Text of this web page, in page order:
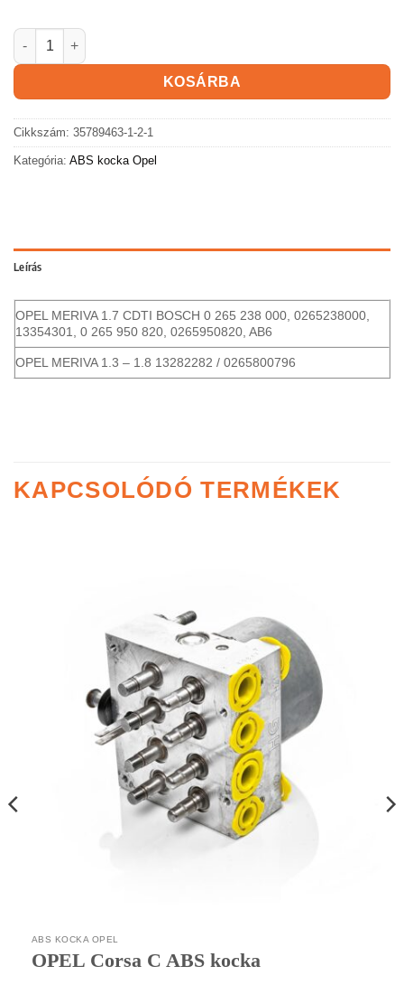
OPEL Meriva ABS kocka mennyiség
KOSÁRBA
Cikkszám: 35789463-1-2-1
Kategória: ABS kocka Opel
Leírás
OPEL MERIVA 1.7 CDTI BOSCH 0 265 238 000, 0265238000,
13354301, 0 265 950 820, 0265950820, AB6
OPEL MERIVA 1.3 – 1.8 13282282 / 0265800796
KAPCSOLÓDÓ TERMÉKEK
ABS KOCKA OPEL
OPEL Corsa C ABS kocka